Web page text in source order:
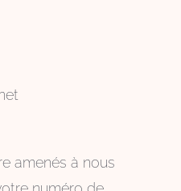
amenés à nous